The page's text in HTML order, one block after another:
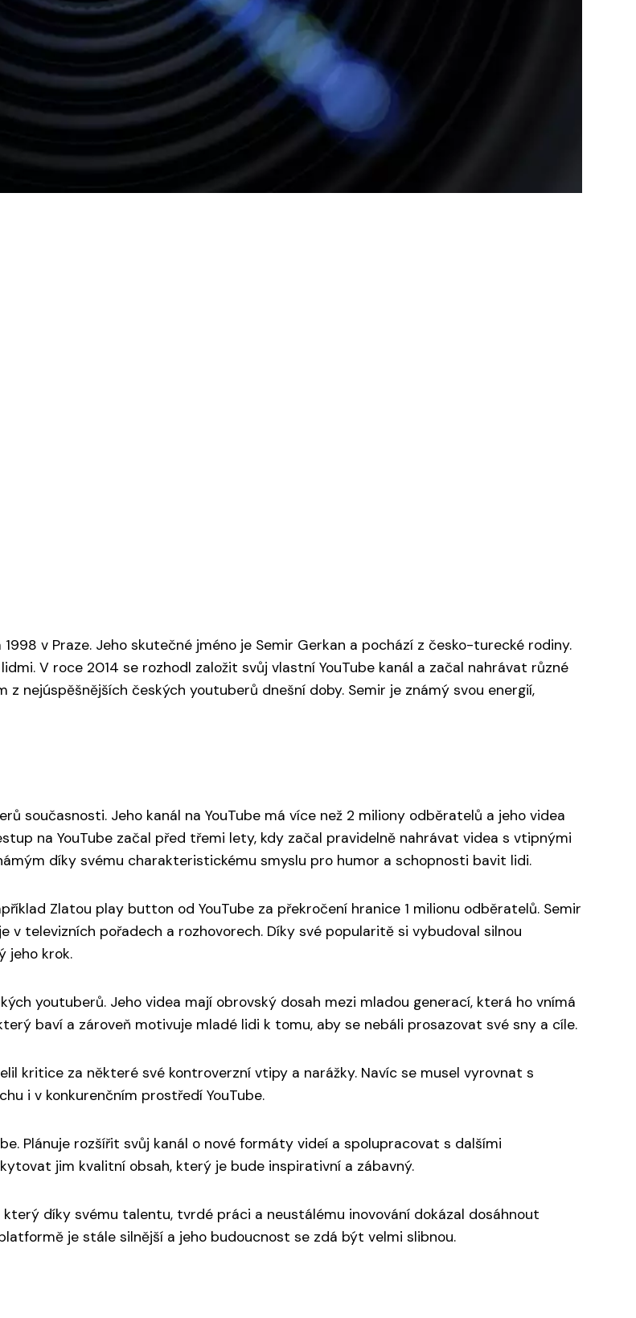
v Praze. Jeho skutečné jméno je Semir Gerkan a pochází z česko-turecké rodiny.
V roce 2014 se rozhodl založit svůj vlastní YouTube kanál a začal nahrávat různé
nejúspěšnějších českých youtuberů dnešní doby. Semir je známý svou energií,
současnosti. Jeho kanál na YouTube má více než 2 miliony odběratelů a jeho videa
na YouTube začal před třemi lety, kdy začal pravidelně nahrávat videa s vtipnými
díky svému charakteristickému smyslu pro humor a schopnosti bavit lidi.
Zlatou play button od YouTube za překročení hranice 1 milionu odběratelů. Semir
televizních pořadech a rozhovorech. Díky své popularitě si vybudoval silnou
jeho krok.
youtuberů. Jeho videa mají obrovský dosah mezi mladou generací, která ho vnímá
baví a zároveň motivuje mladé lidi k tomu, aby se nebáli prosazovat své sny a cíle.
kritice za některé své kontroverzní vtipy a narážky. Navíc se musel vyrovnat s
i v konkurenčním prostředí YouTube.
Plánuje rozšířit svůj kanál o nové formáty videí a spolupracovat s dalšími
jim kvalitní obsah, který je bude inspirativní a zábavný.
díky svému talentu, tvrdé práci a neustálému inovování dokázal dosáhnout
je stále silnější a jeho budoucnost se zdá být velmi slibnou.